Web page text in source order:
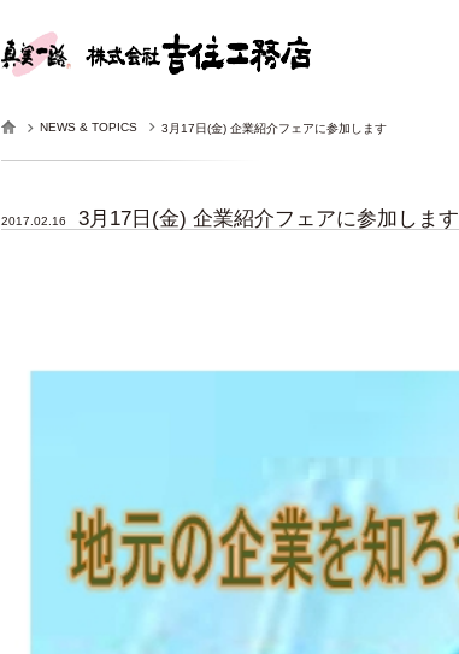
NEWS & TOPICS 3月17日(金) 企業紹介フェアに参加します
2017.02.16 3月17日(金) 企業紹介フェアに参加します